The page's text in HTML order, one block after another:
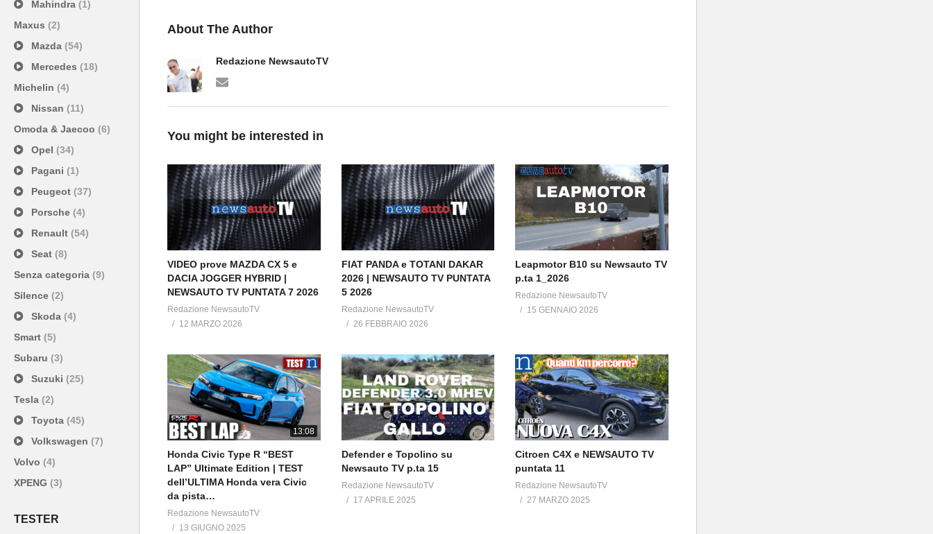
Mahindra (1)
Maxus (2)
Mazda (54)
Mercedes (18)
Michelin (4)
Nissan (11)
Omoda & Jaecoo (6)
Opel (34)
Pagani (1)
Peugeot (37)
Porsche (4)
Renault (54)
Seat (8)
Senza categoria (9)
Silence (2)
Skoda (4)
Smart (5)
Subaru (3)
Suzuki (25)
Tesla (2)
Toyota (45)
Volkswagen (7)
Volvo (4)
XPENG (3)
TESTER
About The Author
Redazione NewsautoTV
You might be interested in
VIDEO prove MAZDA CX 5 e
DACIA JOGGER HYBRID |
NEWSAUTO TV PUNTATA 7 2026
Redazione NewsautoTV
12 MARZO 2026
FIAT PANDA e TOTANI DAKAR
2026 | NEWSAUTO TV PUNTATA
5 2026
Redazione NewsautoTV
26 FEBBRAIO 2026
Leapmotor B10 su Newsauto TV
p.ta 1_2026
Redazione NewsautoTV
15 GENNAIO 2026
13:08
Honda Civic Type R “BEST
LAP” Ultimate Edition | TEST
dell’ULTIMA Honda vera Civic
da pista…
Redazione NewsautoTV
13 GIUGNO 2025
Defender e Topolino su
Newsauto TV p.ta 15
Redazione NewsautoTV
17 APRILE 2025
Citroen C4X e NEWSAUTO TV
puntata 11
Redazione NewsautoTV
27 MARZO 2025